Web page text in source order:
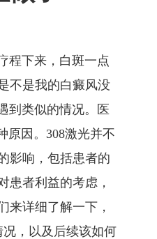
程下来，白斑一点
不是我的白癜风没
到类似的情况。医
原因。308激光并不
影响，包括患者的
患者利益的考虑，
来详细了解一下，
况，以及后续该如何